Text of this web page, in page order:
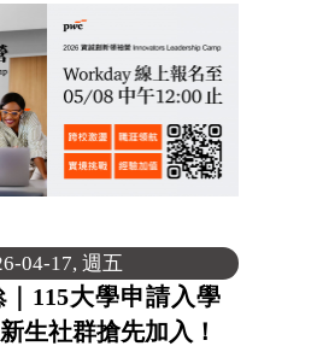
04-17, 週五
115大學申請入學
生社群搶先加入！